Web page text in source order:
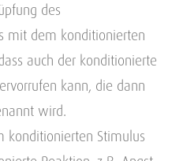
des
mit dem konditionierten
auch der konditionierte
kann, die dann
wird.
konditionierten Stimulus